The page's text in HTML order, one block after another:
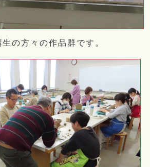
の方々の作品群です。